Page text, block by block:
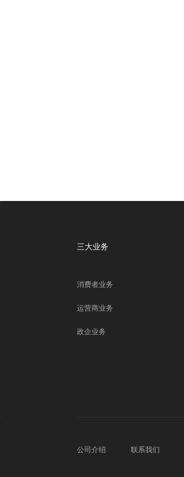
三大业务
消费者业务
运营商业务
政企业务
公司介绍 联系我们